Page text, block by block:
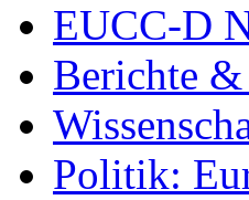
EUCC-D
Berichte
Politik: